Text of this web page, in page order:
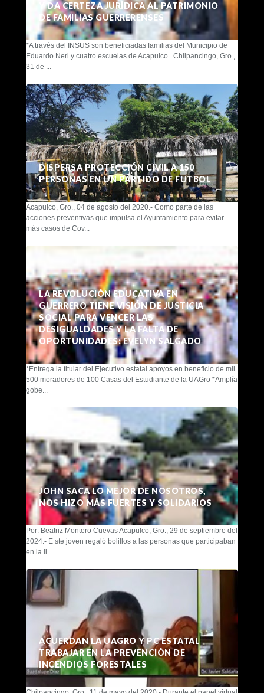
Y DA CERTEZA JURÍDICA AL PATRIMONIO
DE FAMILIAS GUERRERENSES
*A través del INSUS son beneficiadas familias del Municipio de
Eduardo Neri y cuatro escuelas de Acapulco Chilpancingo, Gro.,
31 de ...
DISPERSA PROTECCIÓN CIVIL A 150
PERSONAS EN UN PARTIDO DE FUTBOL
Acapulco, Gro., 04 de agosto del 2020.- Como parte de las
acciones preventivas que impulsa el Ayuntamiento para evitar
más casos de Cov...
LA REVOLUCIÓN EDUCATIVA EN
GUERRERO TIENE VISIÓN DE JUSTICIA
SOCIAL PARA VENCER LAS
DESIGUALDADES Y LA FALTA DE
OPORTUNIDADES: EVELYN SALGADO
*Entrega la titular del Ejecutivo estatal apoyos en beneficio de mil
500 moradores de 100 Casas del Estudiante de la UAGro *Amplía
gobe...
JOHN SACA LO MEJOR DE NOSOTROS,
NOS HIZO MÁS FUERTES Y SOLIDARIOS
Por: Beatriz Montero Cuevas Acapulco, Gro., 29 de septiembre del
2024.- E ste joven regaló bolillos a las personas que participaban
en la li...
ACUERDAN LA UAGRO Y PC ESTATAL
TRABAJAR EN LA PREVENCIÓN DE
INCENDIOS FORESTALES